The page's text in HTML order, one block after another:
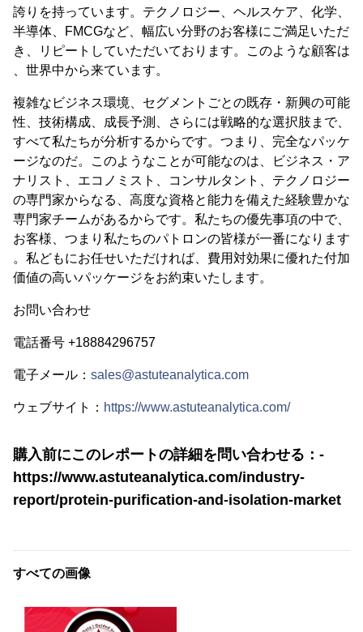
誇りを持っています。テクノロジー、ヘルスケア、化学、
半導体、FMCGなど、幅広い分野のお客様にご満足いただ
き、リピートしていただいております。このような顧客は
、世界中から来ています。
複雑なビジネス環境、セグメントごとの既存・新興の可能
性、技術構成、成長予測、さらには戦略的な選択肢まで、
すべて私たちが分析するからです。つまり、完全なパッケ
ージなのだ。このようなことが可能なのは、ビジネス・ア
ナリスト、エコノミスト、コンサルタント、テクノロジー
の専門家からなる、高度な資格と能力を備えた経験豊かな
専門家チームがあるからです。私たちの優先事項の中で、
お客様、つまり私たちのパトロンの皆様が一番になります
。私どもにお任せいただければ、費用対効果に優れた付加
価値の高いパッケージをお約束いたします。
お問い合わせ
電話番号 +18884296757
電子メール： sales@astuteanalytica.com
ウェブサイト： https://www.astuteanalytica.com/
購入前にこのレポートの詳細を問い合わせる：-
https://www.astuteanalytica.com/industry-
report/protein-purification-and-isolation-market
すべての画像